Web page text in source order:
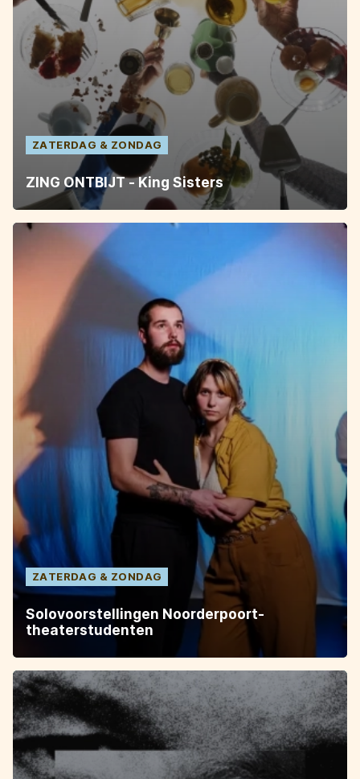
ZATERDAG ZONDAG
ZING ONTBIJT - King Sisters
ZATERDAG ZONDAG
Solovoorstellingen Noorderpoort-
theaterstudenten